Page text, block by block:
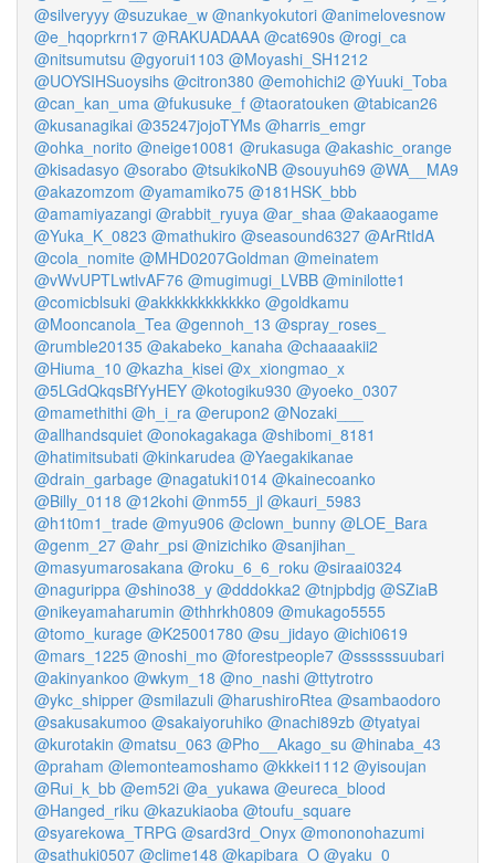
@silveryyy @suzukae_w @nankyokutori @animelovesnow
@e_hqoprkrn17 @RAKUADAAA @cat690s @rogi_ca
@nitsumutsu @gyorui1103 @Moyashi_SH1212
@UOYSIHSuoysihs @citron380 @emohichi2 @Yuuki_Toba
@can_kan_uma @fukusuke_f @taoratouken @tabican26
@kusanagikai @35247jojoTYMs @harris_emgr
@ohka_norito @neige10081 @rukasuga @akashic_orange
@kisadasyo @sorabo @tsukikoNB @souyuh69 @WA__MA9
@akazomzom @yamamiko75 @181HSK_bbb
@amamiyazangi @rabbit_ryuya @ar_shaa @akaaogame
@Yuka_K_0823 @mathukiro @seasound6327 @ArRtIdA
@cola_nomite @MHD0207Goldman @meinatem
@vWvUPTLwtlvAF76 @mugimugi_LVBB @minilotte1
@comicblsuki @akkkkkkkkkkkko @goldkamu
@Mooncanola_Tea @gennoh_13 @spray_roses_
@rumble20135 @akabeko_kanaha @chaaaakii2
@Hiuma_10 @kazha_kisei @x_xiongmao_x
@5LGdQkqsBfYyHEY @kotogiku930 @yoeko_0307
@mamethithi @h_i_ra @erupon2 @Nozaki___
@allhandsquiet @onokagakaga @shibomi_8181
@hatimitsubati @kinkarudea @Yaegakikanae
@drain_garbage @nagatuki1014 @kainecoanko
@Billy_0118 @12kohi @nm55_jl @kauri_5983
@h1t0m1_trade @myu906 @clown_bunny @LOE_Bara
@genm_27 @ahr_psi @nizichiko @sanjihan_
@masyumarosakana @roku_6_6_roku @siraai0324
@nagurippa @shino38_y @dddokka2 @tnjpbdjg @SZiaB
@nikeyamaharumin @thhrkh0809 @mukago5555
@tomo_kurage @K25001780 @su_jidayo @ichi0619
@mars_1225 @noshi_mo @forestpeople7 @ssssssuubari
@akinyankoo @wkym_18 @no_nashi @ttytrotro
@ykc_shipper @smilazuli @harushiroRtea @sambaodoro
@sakusakumoo @sakaiyoruhiko @nachi89zb @tyatyai
@kurotakin @matsu_063 @Pho__Akago_su @hinaba_43
@praham @lemonteamoshamo @kkkei1112 @yisoujan
@Rui_k_bb @em52i @a_yukawa @eureca_blood
@Hanged_riku @kazukiaoba @toufu_square
@syarekowa_TRPG @sard3rd_Onyx @mononohazumi
@sathuki0507 @clime148 @kapibara_O @yaku_0